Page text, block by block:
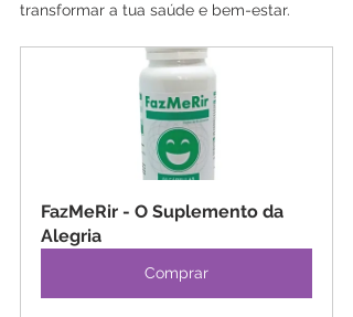
transformar a tua saúde e bem-estar.
FazMeRir - O Suplemento da
Alegria
Comprar